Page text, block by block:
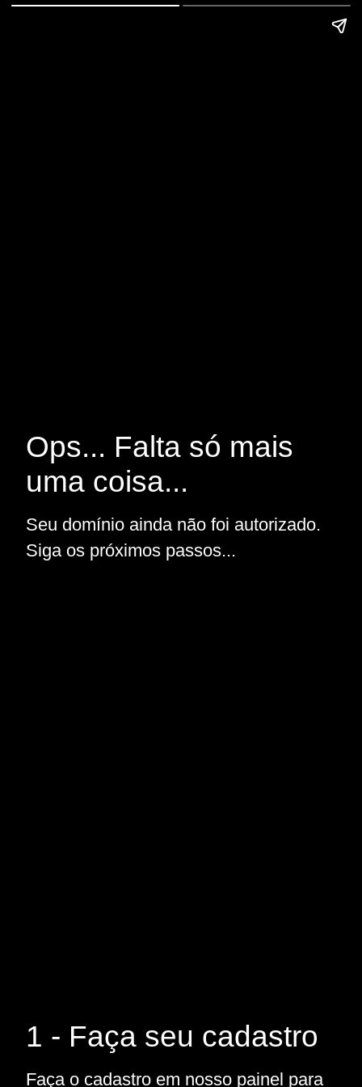
Ops... Falta só mais
uma coisa...
Seu domínio ainda não foi autorizado.
Siga os próximos passos...
1 - Faça seu cadastro
Faça o cadastro em nosso painel para